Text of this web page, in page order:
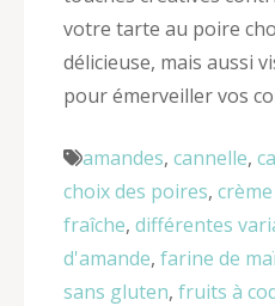
votre tarte au poire
délicieuse, mais aussi
pour émerveiller vos
amandes, cannelle,
choix des poires,
fraîche, différentes
d'amande, farine de
sans gluten, fruits à